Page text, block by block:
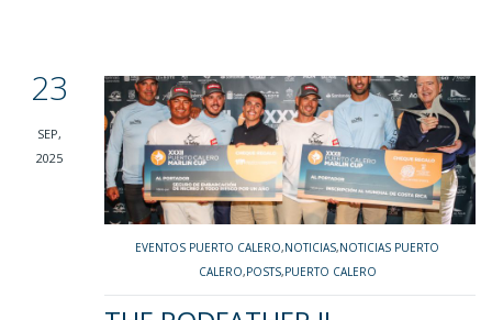
23
SEP,
2025
EVENTOS PUERTO CALERO,NOTICIAS,NOTICIAS PUERTO
CALERO,POSTS,PUERTO CALERO